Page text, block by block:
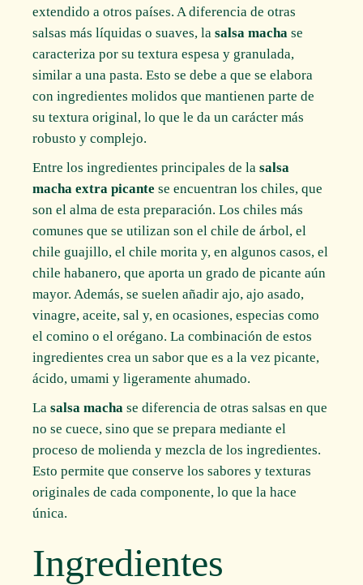
extendido a otros países. A diferencia de otras
salsas más líquidas o suaves, lasalsa macha se
caracteriza por su textura espesa y granulada,
similar a una pasta. Esto se debe a que se elabora
con ingredientes molidos que mantienen parte de
su textura original, lo que le da un carácter más
robusto y complejo.
Entre los ingredientes principales de lasalsa
macha extra picante se encuentran los chiles, que
son el alma de esta preparación. Los chiles más
comunes que se utilizan son el chile de árbol, el
chile guajillo, el chile morita y, en algunos casos, el
chile habanero, que aporta un grado de picante aún
mayor. Además, se suelen añadir ajo, ajo asado,
vinagre, aceite, sal y, en ocasiones, especias como
el comino o el orégano. La combinación de estos
ingredientes crea un sabor que es a la vez picante,
ácido, umami y ligeramente ahumado.
Lasalsa macha se diferencia de otras salsas en que
no se cuece, sino que se prepara mediante el
proceso de molienda y mezcla de los ingredientes.
Esto permite que conserve los sabores y texturas
originales de cada componente, lo que la hace
única.
Ingredientes